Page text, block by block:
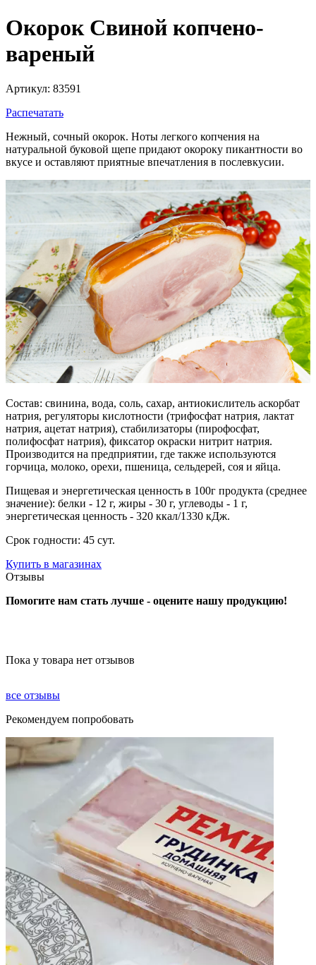
Окорок Свиной копчено-
вареный
Артикул: 83591
Распечатать
Нежный, сочный окорок. Ноты легкого копчения на
натуральной буковой щепе придают окороку пикантности во
вкусе и оставляют приятные впечатления в послевкусии.
Состав: свинина, вода, соль, сахар, антиокислитель аскорбат
натрия, регуляторы кислотности (трифосфат натрия, лактат
натрия, ацетат натрия), стабилизаторы (пирофосфат,
полифосфат натрия), фиксатор окраски нитрит натрия.
Производится на предприятии, где также используются
горчица, молоко, орехи, пшеница, сельдерей, соя и яйца.
Пищевая и энергетическая ценность в 100г продукта (среднее
значение): белки - 12 г, жиры - 30 г, углеводы - 1 г,
энергетическая ценность - 320 ккал/1330 кДж.
Срок годности: 45 сут.
Купить в магазинах
Отзывы
Помогите нам стать лучше - оцените нашу продукцию!
Пока у товара нет отзывов
все отзывы
Рекомендуем попробовать